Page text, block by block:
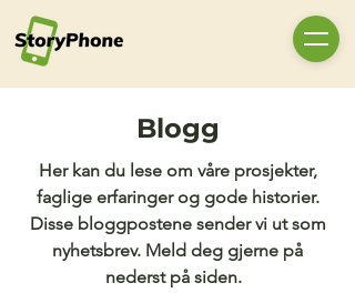
Blogg
Her kan du lese om våre prosjekter,
faglige erfaringer og gode historier.
Disse bloggpostene sender vi ut som
nyhetsbrev. Meld deg gjerne på
nederst på siden.